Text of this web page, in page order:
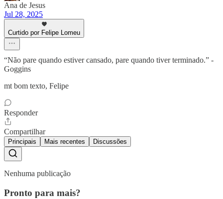
Ana de Jesus
Jul 28, 2025
Curtido por Felipe Lomeu
“Não pare quando estiver cansado, pare quando tiver terminado.” -
Goggins
mt bom texto, Felipe
Responder
Compartilhar
Principais Mais recentes Discussões
Nenhuma publicação
Pronto para mais?